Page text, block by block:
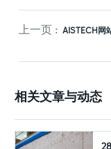
上一页 : AISTECH网
相关文章与动态